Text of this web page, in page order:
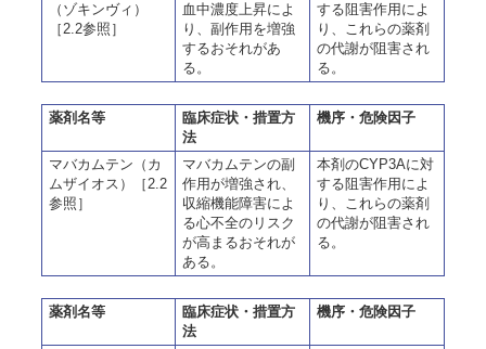
（ゾキンヴィ）
［2.2参照］
血中濃度上昇によ
り、副作用を増強
するおそれがあ
る。
する阻害作用によ
り、これらの薬剤
の代謝が阻害され
る。
薬剤名等
臨床症状・措置方
法
機序・危険因子
マバカムテン（カ
ムザイオス）［2.2
参照］
マバカムテンの副
作用が増強され、
収縮機能障害によ
る心不全のリスク
が高まるおそれが
ある。
本剤のCYP3Aに対
する阻害作用によ
り、これらの薬剤
の代謝が阻害され
る。
薬剤名等
臨床症状・措置方
法
機序・危険因子